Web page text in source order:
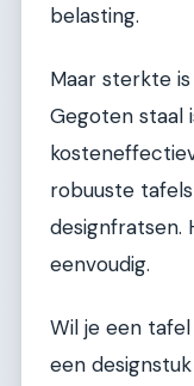
belasting.
Maar sterkte
Gegoten staal
robuuste
designfratsen.
eenvoudig.
Wil je een
een